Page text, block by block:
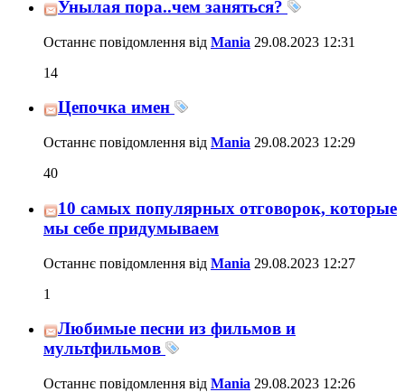
Унылая пора..чем заняться?
Останнє повідомлення від Mania 29.08.2023 12:31
14
Цепочка имен
Останнє повідомлення від Mania 29.08.2023 12:29
40
10 самых популярных отговорок, которые
мы себе придумываем
Останнє повідомлення від Mania 29.08.2023 12:27
1
Любимые песни из фильмов и
мультфильмов
Останнє повідомлення від Mania 29.08.2023 12:26